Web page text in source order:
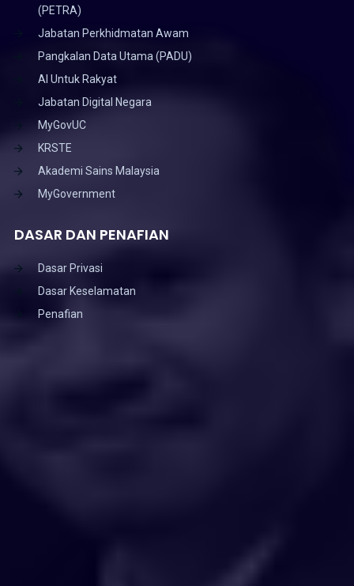
(PETRA)
Jabatan Perkhidmatan Awam
Pangkalan Data Utama (PADU)
AI Untuk Rakyat
Jabatan Digital Negara
MyGovUC
KRSTE
Akademi Sains Malaysia
MyGovernment
DASAR DAN PENAFIAN
Dasar Privasi
Dasar Keselamatan
Penafian